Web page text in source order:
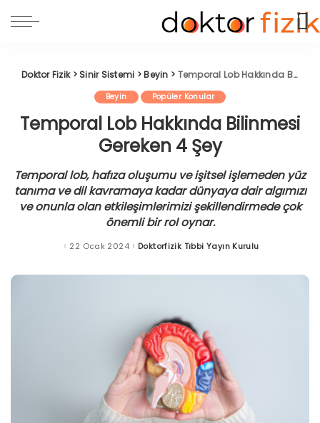
Doktor Fizik>Sinir Sistemi >Beyin > Temporal Lob Hakkında Bilinmesi Gereken 4 Şey
Beyin Popüler Konular
Temporal Lob Hakkında Bilinmesi
Gereken 4 Şey
Temporal lob, hafıza oluşumu ve işitsel işlemeden yüz
tanıma ve dil kavramaya kadar dünyaya dair algımızı
ve onunla olan etkileşimlerimizi şekillendirmede çok
önemli bir rol oynar.
22 Ocak 2024Posted
Doktorfizik Tıbbi Yayın Kurulu